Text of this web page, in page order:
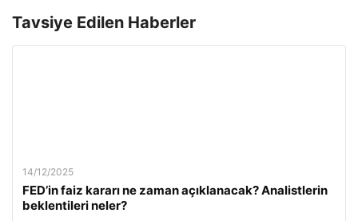
Tavsiye Edilen Haberler
14/12/2025
FED’in faiz kararı ne zaman açıklanacak? Analistlerin
beklentileri neler?